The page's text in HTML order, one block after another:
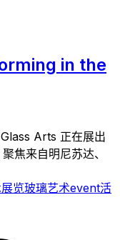
in the
Arts 正在展出
焦来自明尼苏达、
展览玻璃艺术event活